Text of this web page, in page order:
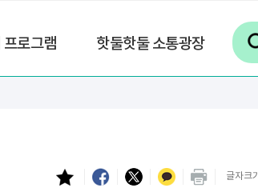
로그램 핫둘핫둘 소통광장
글자크기